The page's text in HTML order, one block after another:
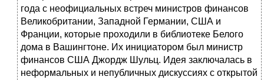
года с неофициальных встреч министров финансов
Великобритании, Западной Германии, США и
Франции, которые проходили в библиотеке Белого
дома в Вашингтоне. Их инициатором был министр
финансов США Джордж Шульц. Идея заключалась в
неформальных и непубличных дискуссиях с открытой